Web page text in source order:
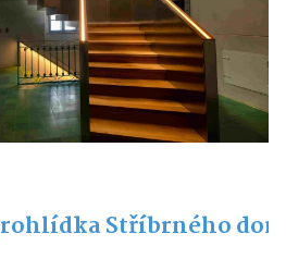
Stříbrného